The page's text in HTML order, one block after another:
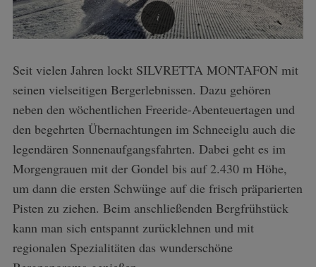
Seit vielen Jahren lockt SILVRETTA MONTAFON mit
seinen vielseitigen Bergerlebnissen. Dazu gehören
neben den wöchentlichen Freeride-Abenteuertagen und
den begehrten Übernachtungen im Schneeiglu auch die
legendären Sonnenaufgangsfahrten. Dabei geht es im
Morgengrauen mit der Gondel bis auf 2.430 m Höhe,
um dann die ersten Schwünge auf die frisch präparierten
Pisten zu ziehen. Beim anschließenden Bergfrühstück
kann man sich entspannt zurücklehnen und mit
regionalen Spezialitäten das wunderschöne